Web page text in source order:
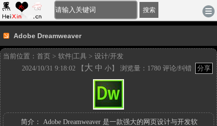
[登录] 账户充值| 电脑版
搜索
Adobe Dreamweaver
当前位置： 首页 > 软件|工具 > 设计/开发
2024/10/31 9:18:02 【 大 中 小 】 浏览量：1780 评论/纠错
分享
链
简介： Adobe Dreamweaver 是一款强大的网页设计与开发软